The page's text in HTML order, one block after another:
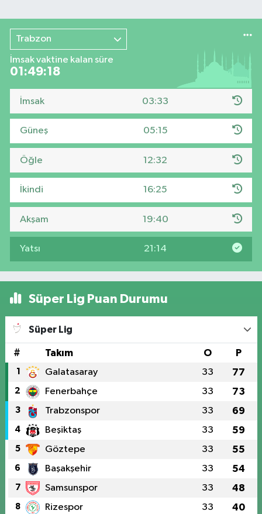
Trabzon
İmsak vaktine kalan süre
01:49:17
İmsak 03:33
Güneş 05:15
Öğle 12:32
İkindi 16:25
Akşam 19:40
Yatsı 21:14
Süper Lig Puan Durumu
Süper Lig
# Takım O P
1 Galatasaray 33 77
2 Fenerbahçe 33 73
3 Trabzonspor 33 69
4 Beşiktaş 33 59
5 Göztepe 33 55
6 Başakşehir 33 54
7 Samsunspor 33 48
8 Rizespor 33 40